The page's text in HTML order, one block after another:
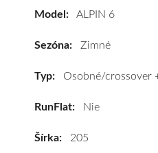
Model: ALPIN 6
Sezóna: Zimné
Typ: Osobné/crossover
RunFlat: Nie
Šírka: 205